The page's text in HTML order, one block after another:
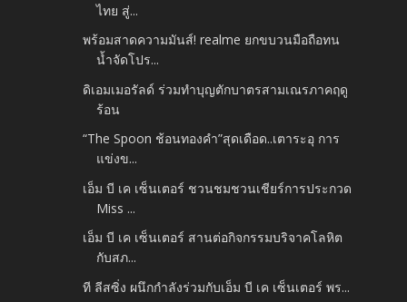
ไทย สู่...
พร้อมสาดความมันส์! realme ยกขบวนมือถือทน
น้ำจัดโปร...
ดิเอมเมอรัลด์ ร่วมทำบุญตักบาตรสามเณรภาคฤดู
ร้อน
“The Spoon ช้อนทองคำ”สุดเดือด..เตาระอุ การ
แข่งข...
เอ็ม บี เค เซ็นเตอร์ ชวนชมชวนเชียร์การประกวด
Miss ...
เอ็ม บี เค เซ็นเตอร์ สานต่อกิจกรรมบริจาคโลหิต
กับสภ...
ที ลีสซิ่ง ผนึกกำลังร่วมกับเอ็ม บี เค เซ็นเตอร์ พร...